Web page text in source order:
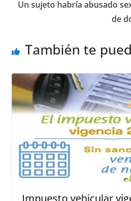
o p g
Un sujeto habría abusado
de
También te
Impuesto vehicular